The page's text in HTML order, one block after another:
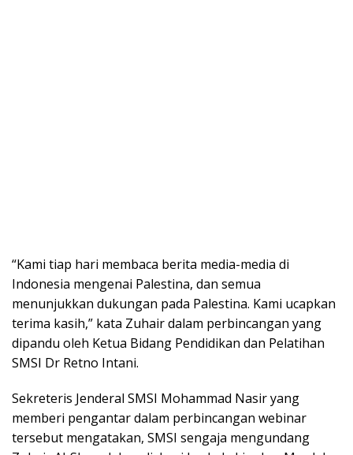
“Kami tiap hari membaca berita media-media di
Indonesia mengenai Palestina, dan semua
menunjukkan dukungan pada Palestina. Kami ucapkan
terima kasih,” kata Zuhair dalam perbincangan yang
dipandu oleh Ketua Bidang Pendidikan dan Pelatihan
SMSI Dr Retno Intani.
Sekreteris Jenderal SMSI Mohammad Nasir yang
memberi pengantar dalam perbincangan webinar
tersebut mengatakan, SMSI sengaja mengundang